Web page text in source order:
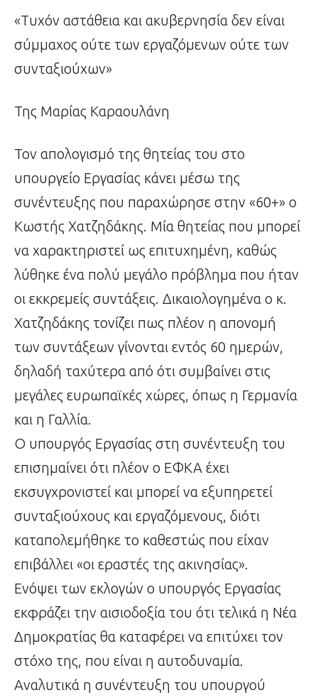
«Τυχόν αστάθεια και ακυβερνησία δεν είναι
σύμμαχος ούτε των εργαζόμενων ούτε των
συνταξιούχων»
Της Μαρίας Καραουλάνη
Τον απολογισμό της θητείας του στο
υπουργείο Εργασίας κάνει μέσω της
συνέντευξης που παραχώρησε στην «60+» ο
Κωστής Χατζηδάκης. Μία θητείας που μπορεί
να χαρακτηριστεί ως επιτυχημένη, καθώς
λύθηκε ένα πολύ μεγάλο πρόβλημα που ήταν
οι εκκρεμείς συντάξεις. Δικαιολογημένα ο κ.
Χατζηδάκης τονίζει πως πλέον η απονομή
των συντάξεων γίνονται εντός 60 ημερών,
δηλαδή ταχύτερα από ότι συμβαίνει στις
μεγάλες ευρωπαϊκές χώρες, όπως η Γερμανία
και η Γαλλία.
Ο υπουργός Εργασίας στη συνέντευξη του
επισημαίνει ότι πλέον ο ΕΦΚΑ έχει
εκσυγχρονιστεί και μπορεί να εξυπηρετεί
συνταξιούχους και εργαζόμενους, διότι
καταπολεμήθηκε το καθεστώς που είχαν
επιβάλλει «οι εραστές της ακινησίας».
Ενόψει των εκλογών ο υπουργός Εργασίας
εκφράζει την αισιοδοξία του ότι τελικά η Νέα
Δημοκρατίας θα καταφέρει να επιτύχει τον
στόχο της, που είναι η αυτοδυναμία.
Αναλυτικά η συνέντευξη του υπουργού